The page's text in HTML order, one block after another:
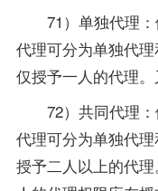
71）单独代理：
代理可分为单独代
仅授予一人的代理。
72）共同代理：
代理可分为单独代
授予二人以上的代